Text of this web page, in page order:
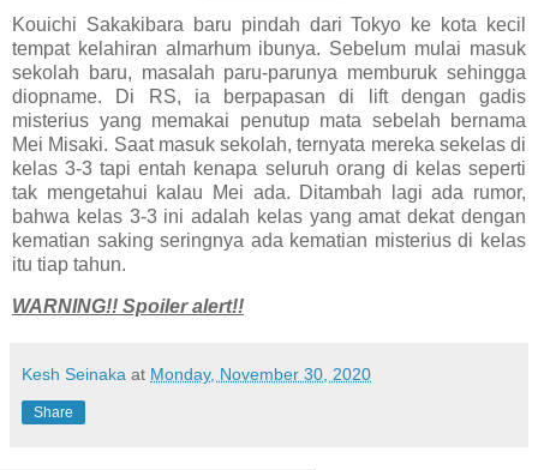
Kouichi Sakakibara baru pindah dari Tokyo ke kota kecil
tempat kelahiran almarhum ibunya. Sebelum mulai masuk
sekolah baru, masalah paru-parunya memburuk sehingga
diopname. Di RS, ia berpapasan di lift dengan gadis
misterius yang memakai penutup mata sebelah bernama
Mei Misaki. Saat masuk sekolah, ternyata mereka sekelas di
kelas 3-3 tapi entah kenapa seluruh orang di kelas seperti
tak mengetahui kalau Mei ada. Ditambah lagi ada rumor,
bahwa kelas 3-3 ini adalah kelas yang amat dekat dengan
kematian saking seringnya ada kematian misterius di kelas
itu tiap tahun.
WARNING!! Spoiler alert!!
Kesh Seinaka at Monday, November 30, 2020
Share